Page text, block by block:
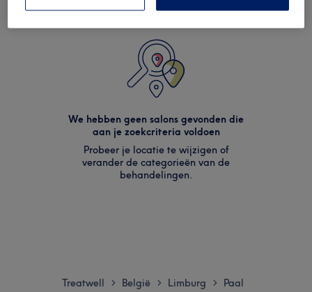
We hebben geen salons gevonden die
aan je zoekcriteria voldoen
Probeer je locatie te wijzigen of
verander de categorieën van de
behandelingen.
Treatwell > België > Limburg > Paal